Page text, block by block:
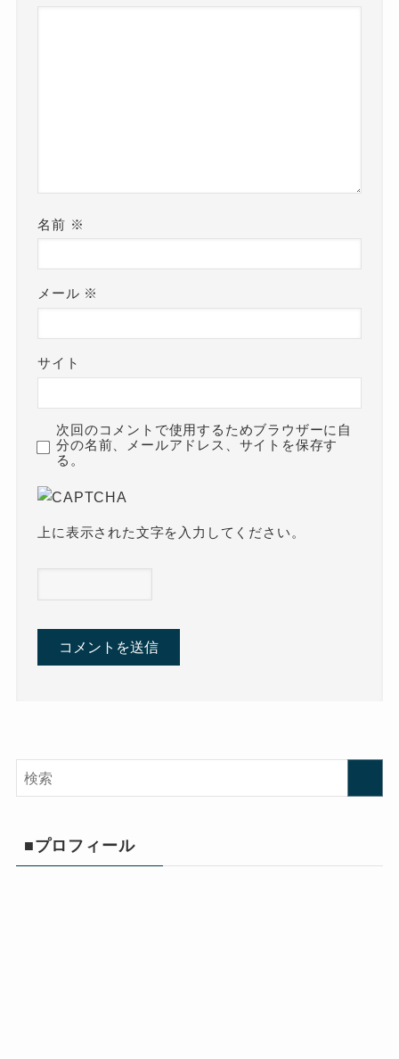
名前 ※
メール ※
サイト
次回のコメントで使用するためブラウザーに自
分の名前、メールアドレス、サイトを保存す
る。
上に表示された文字を入力してください。
■プロフィール